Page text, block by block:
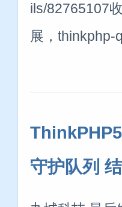
ils/82765107
展，thinkphp-
守护队列